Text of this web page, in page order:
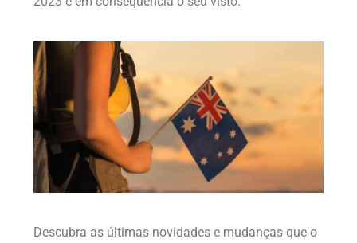
Descubra as últimas novidades e mudanças que o